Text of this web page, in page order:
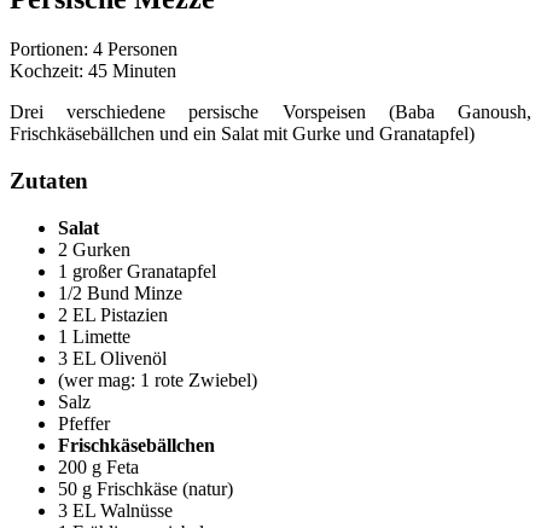
Portionen: 4 Personen
Kochzeit: 45 Minuten
Drei verschiedene persische Vorspeisen (Baba Ganoush,
Frischkäsebällchen und ein Salat mit Gurke und Granatapfel)
Zutaten
Salat
2 Gurken
1 großer Granatapfel
1/2 Bund Minze
2 EL Pistazien
1 Limette
3 EL Olivenöl
(wer mag: 1 rote Zwiebel)
Salz
Pfeffer
Frischkäsebällchen
200 g Feta
50 g Frischkäse (natur)
3 EL Walnüsse